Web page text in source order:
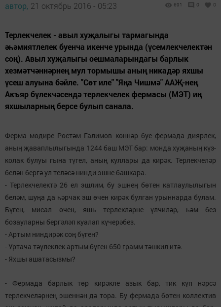
автор, 21 октябрь 2016 - 05:23 691 0 0
Терлекчелек - авыл хуҗалыгы тармагында
әһәмиятлелек буенча икенче урында (үсемлекчелектән
соң). Авыл хуҗалыгы оешмаларындагы барлык
хезмәтчәннәрнең мул тормышы аның никадәр яхшы
үсеш алуына бәйле. "Сөт иле" "Яңа Чишмә" ААҖ-нең
Акъяр бүлекчәсендә терлекчелек фермасы (МЭТ) иң
яхшыларның берсе булып санала.
Ферма мөдире Рөстәм Галимов көннәр буе фермада диярлек,
аның җаваплылыгында 1244 баш МЭТ бар: монда хуҗаның күз-
колак булуы гына түгел, аның куллары да кирәк. Терлекчеләр
белән бергә ул теләсә нинди эшне башкара.
- Терлекчелектә 26 ел эшлим, бу эшнең бөтен катлаулылыгын
беләм, шуңа да һәрчак эш өчен кирәк булган урыннарда булам.
Бүген, мисал өчен, яшь терлекләрне үлчиләр, һәм без
бозауларны бергәләп куалап күчерәбез.
- Артым ниндирәк соң бүген?
- Уртача тәүлеклек артым бүген 650 грамм тәшкил итә.
- Яхшы ашатасызмы?
- Фермада барлык төр кирәкле азык бар, тик күп нәрсә
терлекчеләрнең эшеннән дә тора. Бу фермада бөтен коллектив